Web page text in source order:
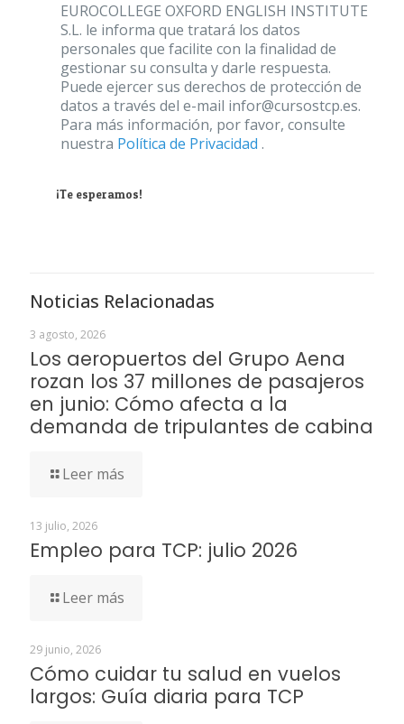
EUROCOLLEGE OXFORD ENGLISH INSTITUTE
S.L. le informa que tratará los datos
personales que facilite con la finalidad de
gestionar su consulta y darle respuesta.
Puede ejercer sus derechos de protección de
datos a través del e-mail infor@cursostcp.es.
Para más información, por favor, consulte
nuestra Política de Privacidad .
¡Te esperamos!
Noticias Relacionadas
3 agosto, 2026
Los aeropuertos del Grupo Aena
rozan los 37 millones de pasajeros
en junio: Cómo afecta a la
demanda de tripulantes de cabina
Leer más
13 julio, 2026
Empleo para TCP: julio 2026
Leer más
29 junio, 2026
Cómo cuidar tu salud en vuelos
largos: Guía diaria para TCP